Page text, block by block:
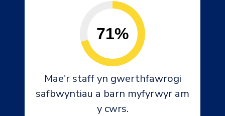
71%
Mae'r staff yn gwerthfawrogi
safbwyntiau a barn myfyrwyr am
y cwrs.